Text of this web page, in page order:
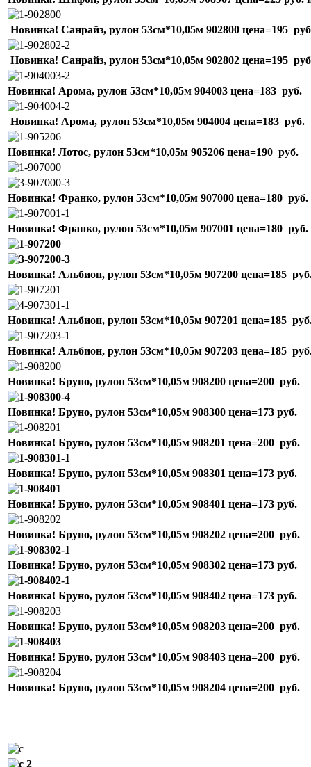
Новинка! Санрайз, рулон 53см*10,05м 902800 цена=195
Новинка! Санрайз, рулон 53см*10,05м 902802 цена=195
Новинка! Арома, рулон 53см*10,05м 904003 цена=183 руб.
Новинка! Арома, рулон 53см*10,05м 904004 цена=183 руб.
Новинка! Лотос, рулон 53см*10,05м 905206 цена=190 руб.
Новинка! Франко, рулон 53см*10,05м 907000 цена=180 руб.
Новинка! Франко, рулон 53см*10,05м 907001 цена=180 руб.
Новинка! Альбион, рулон 53см*10,05м 907200 цена=185
Новинка! Альбион, рулон 53см*10,05м 907201 цена=185
Новинка! Альбион, рулон 53см*10,05м 907203 цена=185
Новинка! Бруно, рулон 53см*10,05м 908200 цена=200 руб.
Новинка! Бруно, рулон 53см*10,05м 908300 цена=173 руб.
Новинка! Бруно, рулон 53см*10,05м 908201 цена=200 руб.
Новинка! Бруно, рулон 53см*10,05м 908301 цена=173 руб.
Новинка! Бруно, рулон 53см*10,05м 908401 цена=173 руб.
Новинка! Бруно, рулон 53см*10,05м 908202 цена=200 руб.
Новинка! Бруно, рулон 53см*10,05м 908302 цена=173 руб.
Новинка! Бруно, рулон 53см*10,05м 908402 цена=173 руб.
Новинка! Бруно, рулон 53см*10,05м 908203 цена=200 руб.
Новинка! Бруно, рулон 53см*10,05м 908403 цена=200 руб.
Новинка! Бруно, рулон 53см*10,05м 908204 цена=200 руб.